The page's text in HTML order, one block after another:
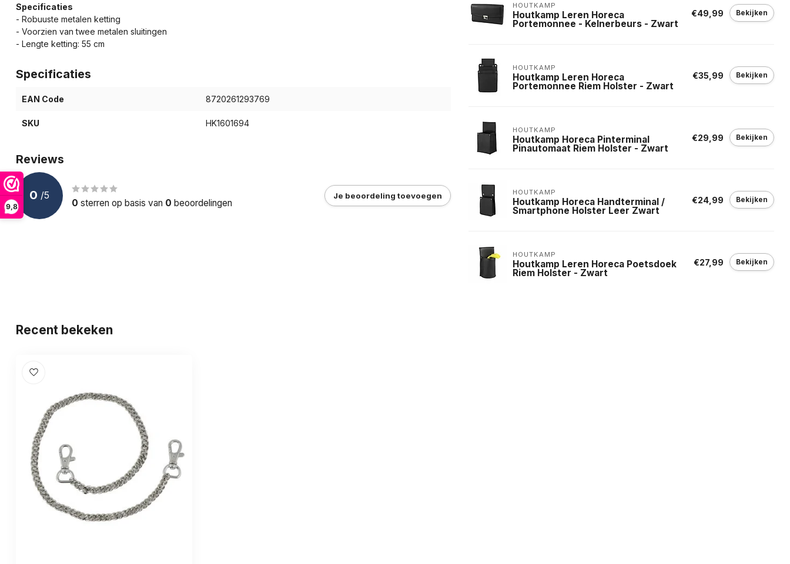
9,8
Specificaties
- Robuuste metalen ketting
- Voorzien van twee metalen sluitingen
- Lengte ketting: 55 cm
Specificaties
EAN Code 8720261293769
SKU HK1601694
Reviews
0 /5
0 sterren op basis van 0 beoordelingen
Je beoordeling toevoegen
HOUTKAMP
Houtkamp Leren Horeca
Portemonnee - Kelnerbeurs - Zwart
€49,99 Bekijken
HOUTKAMP
Houtkamp Leren Horeca
Portemonnee Riem Holster - Zwart
€35,99 Bekijken
HOUTKAMP
Houtkamp Horeca Pinterminal
Pinautomaat Riem Holster - Zwart
€29,99 Bekijken
HOUTKAMP
Houtkamp Horeca Handterminal /
Smartphone Holster Leer Zwart
€24,99 Bekijken
HOUTKAMP
Houtkamp Leren Horeca Poetsdoek
Riem Holster - Zwart
€27,99 Bekijken
Recent bekeken